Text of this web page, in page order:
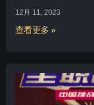
12月 11, 2023
查看更多 »